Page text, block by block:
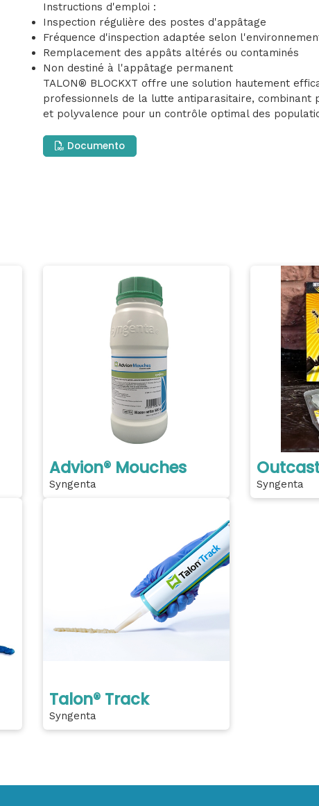
Instructions d'emploi :
Inspection régulière des postes d'appâtage
Fréquence d'inspection adaptée selon
Remplacement des appâts altérés ou contaminés
Non destiné à l'appâtage permanent
TALON® BLOCKXT offre une solution hautement
professionnels de la lutte antiparasitaire, combinant
et polyvalence pour un contrôle optimal des
Documento
Advion® Mouches
Syngenta Syngenta
Talon® Track
Syngenta